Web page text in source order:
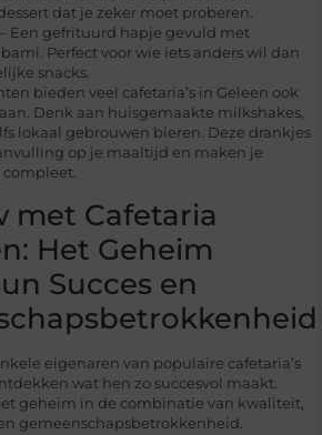
dat je zeker moet proberen.
– Een gefrituurd hapje gevuld met
Perfect voor wie iets anders wil dan
snacks.
bieden veel cafetaria’s in Geleen ook
Denk aan huisgemaakte milkshakes,
lokaal gebrouwen bieren. Deze drankjes
op je maaltijd en maken je
met Cafetaria
Het Geheim
Succes en
eigenaren van populaire cafetaria’s
wat hen zo succesvol maakt.
geheim in de combinatie van kwaliteit,
gemeenschapsbetrokkenheid.